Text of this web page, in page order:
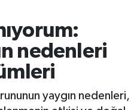
nedenleri
yaygın nedenleri,